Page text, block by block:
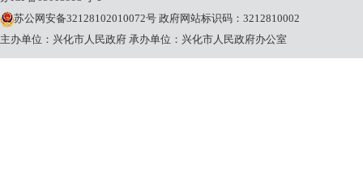
关将按照《国
苏公网安备32128102010072号 政府网站标识码：3212810002
主办单位：兴化市人民政府 承办单位：兴化市人民政府办公室